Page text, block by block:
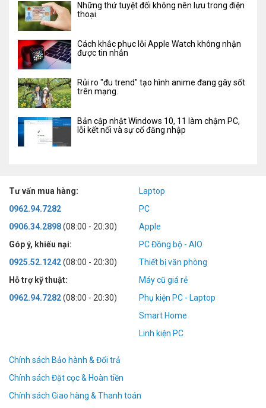
Những thứ tuyệt đối không nên lưu trong điện
thoại
Cách khắc phục lỗi Apple Watch không nhận
được tin nhắn
Rủi ro "đu trend" tạo hình anime đang gây sốt
trên mạng.
Bản cập nhật Windows 10, 11 làm chậm PC,
lỗi kết nối và sự cố đăng nhập
Tư vấn mua hàng:
0962.94.7282
0906.34.2898(08:00 - 20:30)
Góp ý, khiếu nại:
0925.52.1242(08:00 - 20:30)
Hỗ trợ kỹ thuật:
0962.94.7282(08:00 - 20:30)
Laptop
PC
Apple
PC Đồng bộ - AIO
Thiết bị văn phòng
Máy cũ giá rẻ
Phụ kiện PC - Laptop
Smart Home
Linh kiện PC
Chính sách Bảo hành & Đổi trả
Chính sách Đặt cọc & Hoàn tiền
Chính sách Giao hàng & Thanh toán